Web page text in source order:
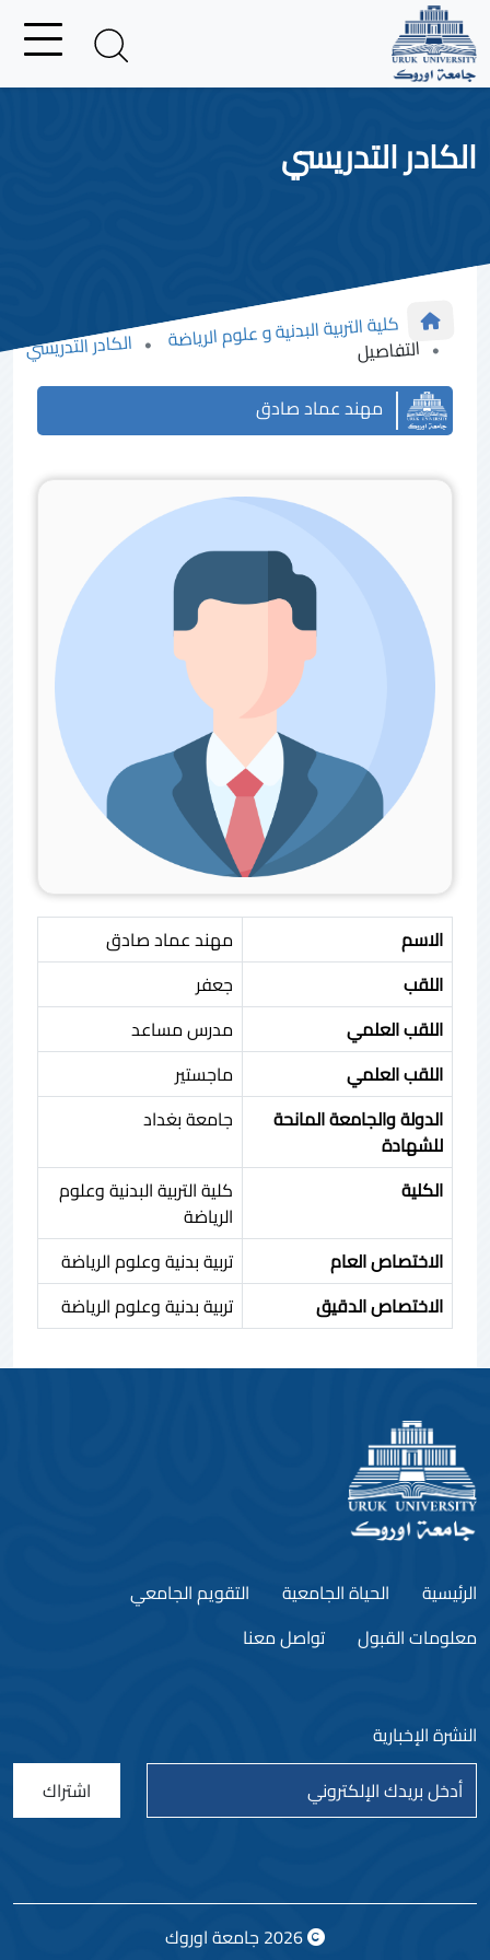
الكادر التدريسي
كلية التربية البدنية و علوم الرياضة الكادر التدريسي التفاصيل
مهند عماد صادق
الاسم
مهند عماد صادق
اللقب
جعفر
اللقب العلمي
مدرس مساعد
اللقب العلمي
ماجستير
الدولة والجامعة المانحة
للشهادة
جامعة بغداد
الكلية
كلية التربية البدنية وعلوم
الرياضة
الاختصاص العام
تربية بدنية وعلوم الرياضة
الاختصاص الدقيق
تربية بدنية وعلوم الرياضة
الرئيسية الحياة الجامعية
التقويم الجامعي
معلومات القبول
تواصل معنا
النشرة الإخبارية
اشتراك
2026 جامعة اوروك